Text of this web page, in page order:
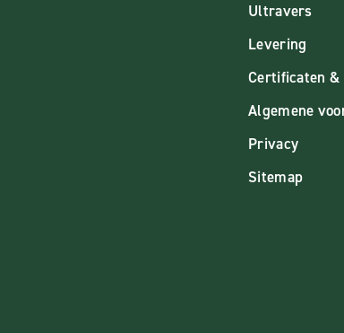
Ultravers
Levering
Certificaten
Algemene
Privacy
Sitemap